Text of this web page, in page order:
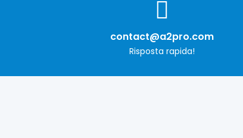
contact@a2pro.com
Risposta rapida!